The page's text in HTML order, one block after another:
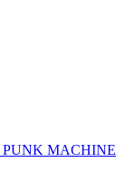
PUNK MACHINE